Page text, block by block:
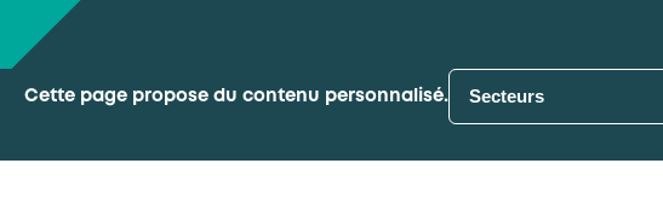
Cette page propose du contenu personnalisé. Secteurs